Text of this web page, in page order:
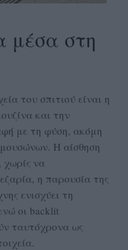
μέσα στη
του σπιτιού είναι η
και την
με τη φύση, ακόμη
Η αίσθηση
χωρίς να
η παρουσία της
ενισχύει τη
οι backlit
ταυτόχρονα ως